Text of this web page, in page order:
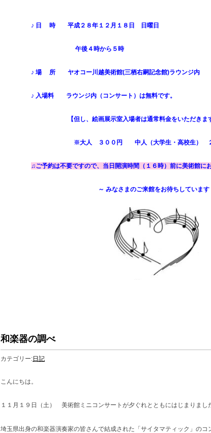
♪ 日 時 平成２８年１２月１８日 日曜日
午後４時から５時
♪ 場 所 ヤオコー川越美術館(三栖右嗣記念館)ラウンジ内
♪ 入場料 ラウンジ内（コンサート）は無料です。
【但し、絵画展示室入場者は通常料金をいただきます
※大人 ３００円 中人（大学生・高校生） ２０
♫ご予約は不要ですので、当日開演時間（１６時）前に美術館に
～ みなさまのご来館をお待ちしています
和楽器の調べ
カテゴリー:日記
こんにちは。
１１月１９日（土） 美術館ミニコンサートが夕ぐれとともにはじまりまし
埼玉県出身の和楽器演奏家の皆さんで結成された「サイタマティック」のコ